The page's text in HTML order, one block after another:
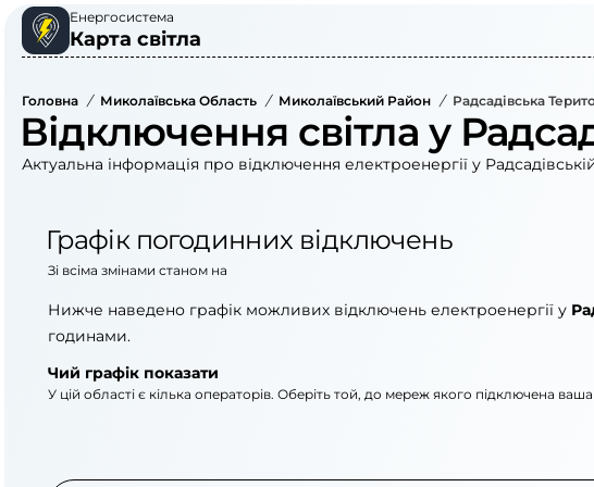
Енергосистема
Карта світла
Головна / Миколаївська Область / Миколаївський Район / Радсадівська
Відключення світла у
Актуальна інформація про відключення електроенергії у
Графік погодинних відключень
Зі всіма змінами станом на
Нижче наведено графік можливих відключень електроенергії у
годинами.
Чий графік показати
У цій області є кілька операторів. Оберіть той, до мереж якого підключена